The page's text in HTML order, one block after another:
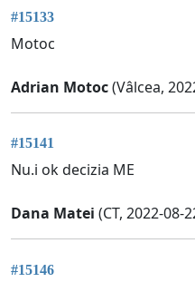
#15133
Motoc
Adrian Motoc(Vâlcea,
#15141
Nu.i ok decizia ME
Dana Matei (CT, 2022-08-
#15146